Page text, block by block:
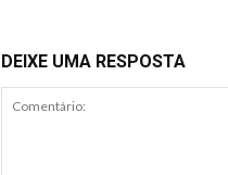
DEIXE UMA RESPOSTA